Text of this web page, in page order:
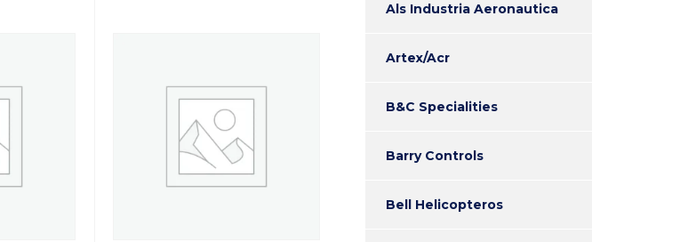
Als Industria Aeronautica
Artex/Acr
B&C Specialities
Barry Controls
Bell Helicopteros